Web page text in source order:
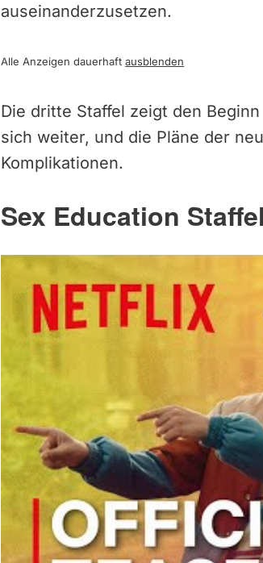
auseinanderzusetzen.
Alle Anzeigen dauerhaftausblenden
Die dritte Staffel zeigt den
sich weiter, und die Pläne der
Komplikationen.
Sex Education